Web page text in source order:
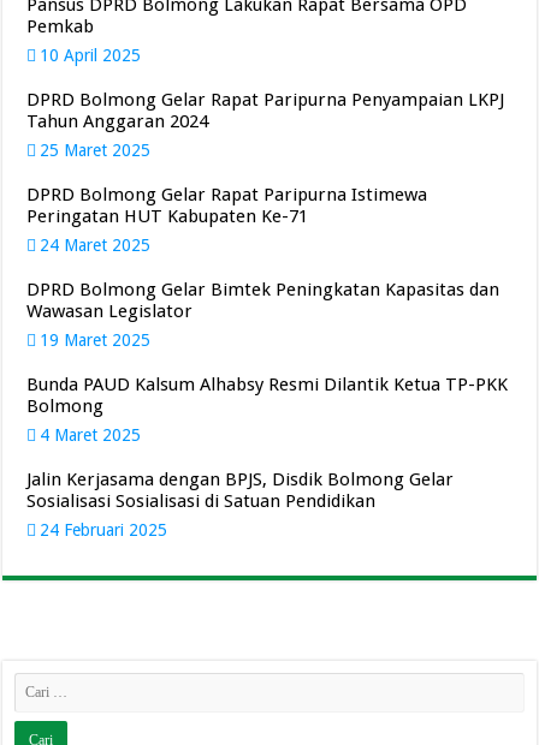
Pansus DPRD Bolmong Lakukan Rapat Bersama OPD
Pemkab
10 April 2025
DPRD Bolmong Gelar Rapat Paripurna Penyampaian LKPJ
Tahun Anggaran 2024
25 Maret 2025
DPRD Bolmong Gelar Rapat Paripurna Istimewa
Peringatan HUT Kabupaten Ke-71
24 Maret 2025
DPRD Bolmong Gelar Bimtek Peningkatan Kapasitas dan
Wawasan Legislator
19 Maret 2025
Bunda PAUD Kalsum Alhabsy Resmi Dilantik Ketua TP-PKK
Bolmong
4 Maret 2025
Jalin Kerjasama dengan BPJS, Disdik Bolmong Gelar
Sosialisasi Sosialisasi di Satuan Pendidikan
24 Februari 2025